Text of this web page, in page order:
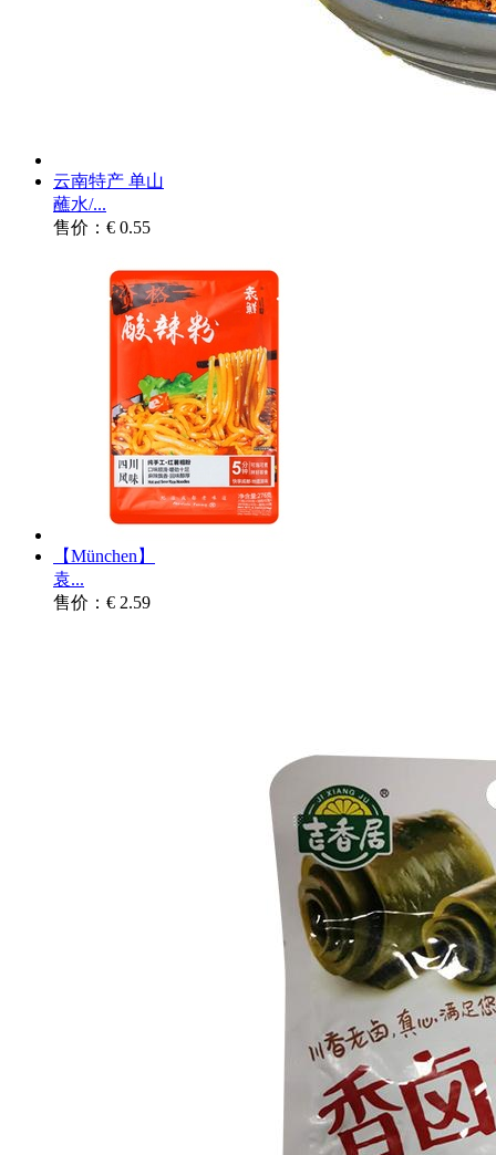
云南特产 单山
蘸水/...
售价：€ 0.55
【München】
袁...
售价：€ 2.59